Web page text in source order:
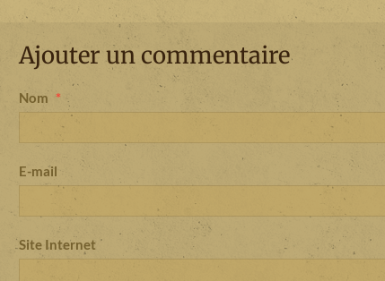
Ajouter un commentaire
Nom
E-mail
Site Internet